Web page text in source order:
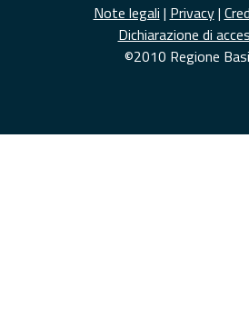
Note legali | Privacy|
Dichiarazione di
©2010 Regione